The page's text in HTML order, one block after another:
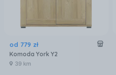
od 779 zł
Komoda York Y2
39 km